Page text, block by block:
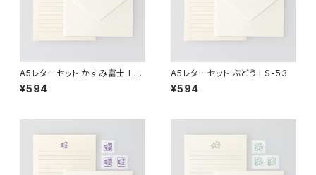
A5レターセット かすみ富士 LS-
4
¥594
A5レターセット ぶどう LS-53
¥594